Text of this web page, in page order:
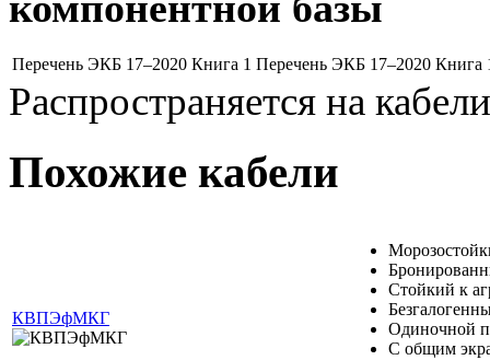
Перечень ЭКБ 17–2020 Книга 1 Перечень ЭКБ 17–2020 Книга
Распространяется на
Похожие кабели
КВПЭфМКГ
Стойкий к
Одиночной
С общим